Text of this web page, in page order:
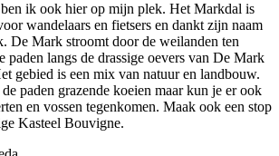
ik ook hier op mijn plek. Het Markdal is
wandelaars en fietsers en dankt zijn naam
De Mark stroomt door de weilanden ten
paden langs de drassige oevers van De Mark
gebied is een mix van natuur en landbouw.
paden grazende koeien maar kun je er ook
en vossen tegenkomen. Maak ook een stop
Kasteel Bouvigne.